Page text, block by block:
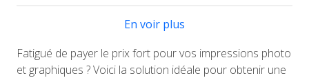
En voir plus
Fatigué de payer le prix fort pour vos impressions photo
et graphiques ? Voici la solution idéale pour obtenir une